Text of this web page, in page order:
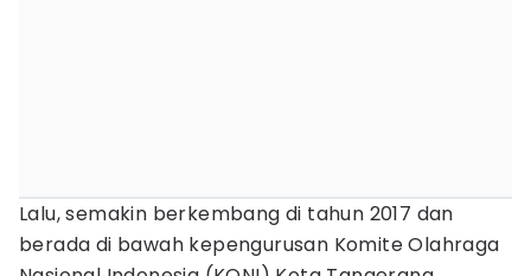
Lalu, semakin berkembang di tahun 2017 dan
berada di bawah kepengurusan Komite Olahraga